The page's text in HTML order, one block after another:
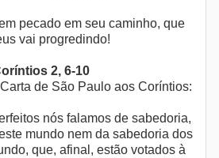
pecado em seu caminho, que
vai progredindo!
2, 6-10
de São Paulo aos Coríntios:
nós falamos de sabedoria,
mundo nem da sabedoria dos
que, afinal, estão votados à